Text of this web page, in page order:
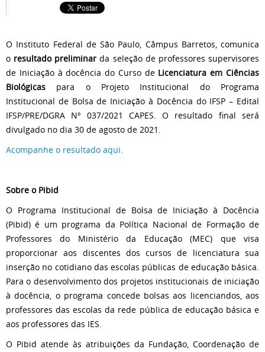
O Instituto Federal de São Paulo, Câmpus Barretos, comunica
o resultado preliminar da seleção de professores supervisores
de Iniciação à docência do Curso de Licenciatura em Ciências
Biológicas para o Projeto Institucional do Programa
Institucional de Bolsa de Iniciação à Docência do IFSP – Edital
IFSP/PRE/DGRA Nº 037/2021 CAPES. O resultado final será
divulgado no dia 30 de agosto de 2021.
Acompanhe o resultado aqui.
Sobre o Pibid
O Programa Institucional de Bolsa de Iniciação à Docência
(Pibid) é um programa da Política Nacional de Formação de
Professores do Ministério da Educação (MEC) que visa
proporcionar aos discentes dos cursos de licenciatura sua
inserção no cotidiano das escolas públicas de educação básica.
Para o desenvolvimento dos projetos institucionais de iniciação
à docência, o programa concede bolsas aos licenciandos, aos
professores das escolas da rede pública de educação básica e
aos professores das IES.
O Pibid atende às atribuições da Fundação, Coordenação de